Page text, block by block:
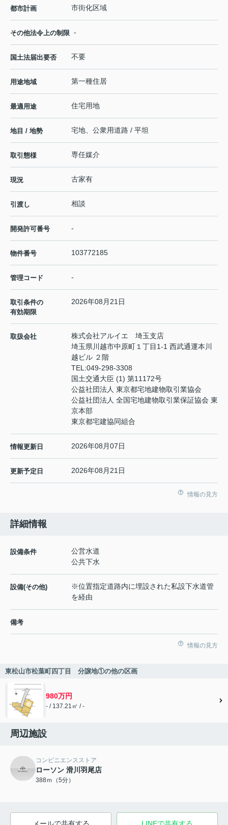
都市計画 市街化区域
その他法令上の制限 -
国土法届出要否 不要
用途地域 第一種住居
最適用途 住宅用地
地目 / 地勢 宅地、公衆用道路 / 平坦
取引態様 専任媒介
現況 古家有
引渡し 相談
開発許可番号 -
物件番号 103772185
管理コード -
取引条件の
有効期限
2026年08月21日
取扱会社
株式会社アルイエ 埼玉支店
埼玉県川越市中原町１丁目1-1 西武通運本川
越ビル ２階
TEL:049-298-3308
国土交通大臣 (1) 第11172号
公益社団法人 東京都宅地建物取引業協会
公益社団法人 全国宅地建物取引業保証協会 東
京本部
東京都宅建協同組合
情報更新日 2026年08月07日
更新予定日 2026年08月21日
情報の見方
詳細情報
設備条件
公営水道
公共下水
設備(その他)
※位置指定道路内に埋設された私設下水道管
を経由
備考
情報の見方
東松山市松葉町四丁目 分譲地①の他の区画
980万円
- / 137.21㎡ / -
周辺施設
コンビニエンスストア
ローソン 滑川羽尾店
388ｍ（5分）